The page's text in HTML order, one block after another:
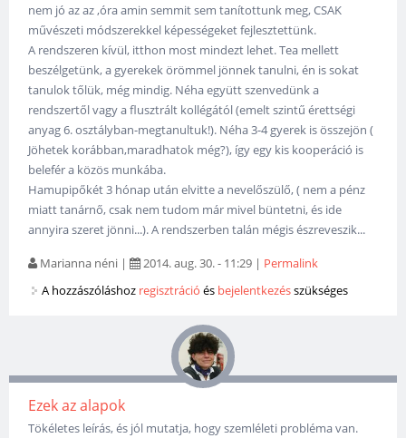
nem jó az az ,óra amin semmit sem tanítottunk meg, CSAK
művészeti módszerekkel képességeket fejlesztettünk.
A rendszeren kívül, itthon most mindezt lehet. Tea mellett
beszélgetünk, a gyerekek örömmel jönnek tanulni, én is sokat
tanulok tőlük, még mindig. Néha együtt szenvedünk a
rendszertől vagy a flusztrált kollégától (emelt szintű érettségi
anyag 6. osztályban-megtanultuk!). Néha 3-4 gyerek is összejön (
Jöhetek korábban,maradhatok még?), így egy kis kooperáció is
belefér a közös munkába.
Hamupipőkét 3 hónap után elvitte a nevelőszülő, ( nem a pénz
miatt tanárnő, csak nem tudom már mivel büntetni, és ide
annyira szeret jönni...). A rendszerben talán mégis észreveszik...
Marianna néni | 2014. aug. 30. - 11:29 | Permalink
A hozzászóláshoz regisztráció és bejelentkezésszükséges
Ezek az alapok
Tökéletes leírás, és jól mutatja, hogy szemléleti probléma van.